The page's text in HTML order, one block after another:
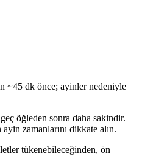
~45 dk önce; ayinler nedeniyle
geç öğleden sonra daha sakindir.
zamanlarını dikkate alın.
tükenebileceğinden, ön